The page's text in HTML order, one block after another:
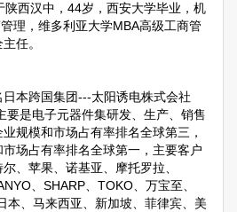
西汉中，44岁，西安大学毕业，机
理，维多利亚大学MBA高级工商管
任。
本跨国集团---太阳诱电株式会社
要是电子元器件集研发、生产、销售
规模和市场占有率排名全球第三，
场占有率排名全球第一，主要客户
、苹果、诺基亚、摩托罗拉、
、SHARP、TOKO、万宝至、
本、马来西亚、新加坡、菲律宾、美